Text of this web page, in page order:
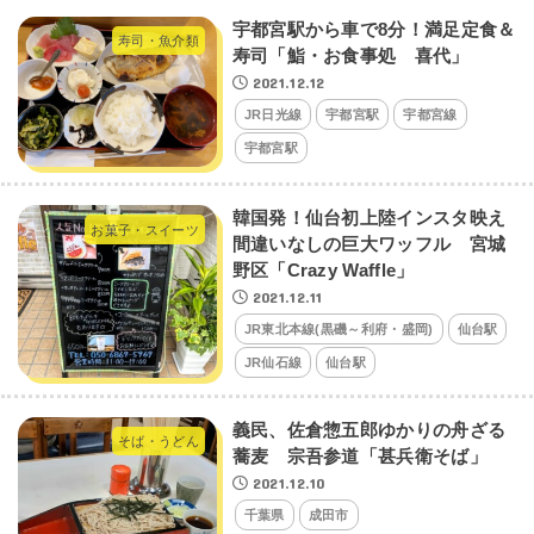
寿司・魚介類
宇都宮駅から車で8分！満足定食＆
寿司「鮨・お食事処 喜代」
2021.12.12
JR日光線 宇都宮駅 宇都宮線
宇都宮駅
お菓子・スイーツ
韓国発！仙台初上陸インスタ映え
間違いなしの巨大ワッフル 宮城
野区「Crazy Waffle」
2021.12.11
JR東北本線(黒磯～利府・盛岡) 仙台駅
JR仙石線 仙台駅
そば・うどん
義民、佐倉惣五郎ゆかりの舟ざる
蕎麦 宗吾参道「甚兵衛そば」
2021.12.10
千葉県 成田市